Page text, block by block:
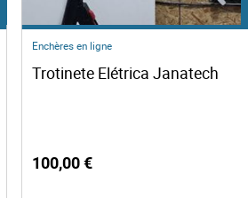
Enchères en ligne
100,00 €